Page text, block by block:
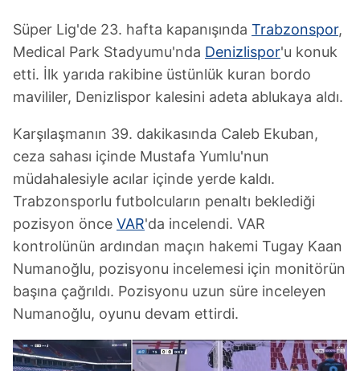
Süper Lig'de 23. hafta kapanışında Trabzonspor,
Medical Park Stadyumu'nda Denizlispor'u konuk
etti. İlk yarıda rakibine üstünlük kuran bordo
mavililer, Denizlispor kalesini adeta ablukaya aldı.
Karşılaşmanın 39. dakikasında Caleb Ekuban,
ceza sahası içinde Mustafa Yumlu'nun
müdahalesiyle acılar içinde yerde kaldı.
Trabzonsporlu futbolcuların penaltı beklediği
pozisyon önce VAR'da incelendi. VAR
kontrolünün ardından maçın hakemi Tugay Kaan
Numanoğlu, pozisyonu incelemesi için monitörün
başına çağrıldı. Pozisyonu uzun süre inceleyen
Numanoğlu, oyunu devam ettirdi.